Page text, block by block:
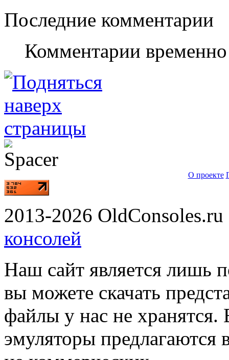
Последние комментарии
Комментарии
О проекте
2013-2026
консолей
Наш сайт является лишь
вы можете скачать
файлы у нас не хранятся.
эмуляторы предлагаются